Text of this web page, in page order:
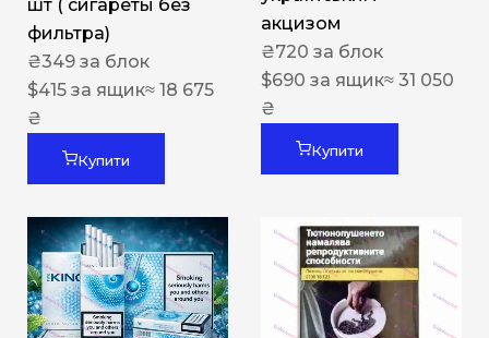
шт ( сигареты без
фильтра)
₴349 за блок
$415 за ящик≈ 18 675
₴
Купити
акцизом
₴720 за блок
$690 за ящик≈ 31 050
₴
Купити